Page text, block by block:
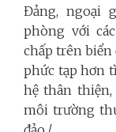
Đảng, ngoại
phòng với
chấp trên biển
phức tạp hơn
hệ thân
môi trường